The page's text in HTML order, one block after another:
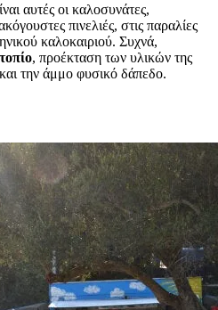
αυτές οι καλοσυνάτες,
πινελιές, στις παραλίες
καλοκαιριού. Συχνά,
, προέκταση των υλικών της
την άμμο φυσικό δάπεδο.